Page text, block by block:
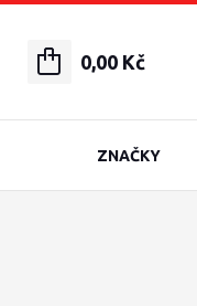
ZNAČKY
0,00 Kč